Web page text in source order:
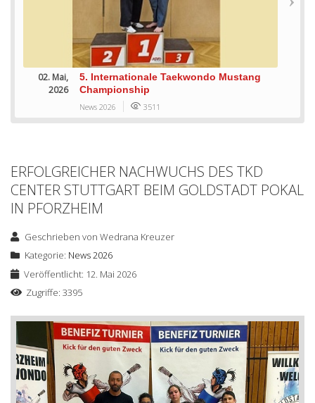
02. Mai,
2026
5. Internationale Taekwondo Mustang
Championship
News 2026 3511
ERFOLGREICHER NACHWUCHS DES TKD
CENTER STUTTGART BEIM GOLDSTADT POKAL
IN PFORZHEIM
Geschrieben vonWedrana Kreuzer
Kategorie: News 2026
Veröffentlicht: 12. Mai 2026
Zugriffe: 3395